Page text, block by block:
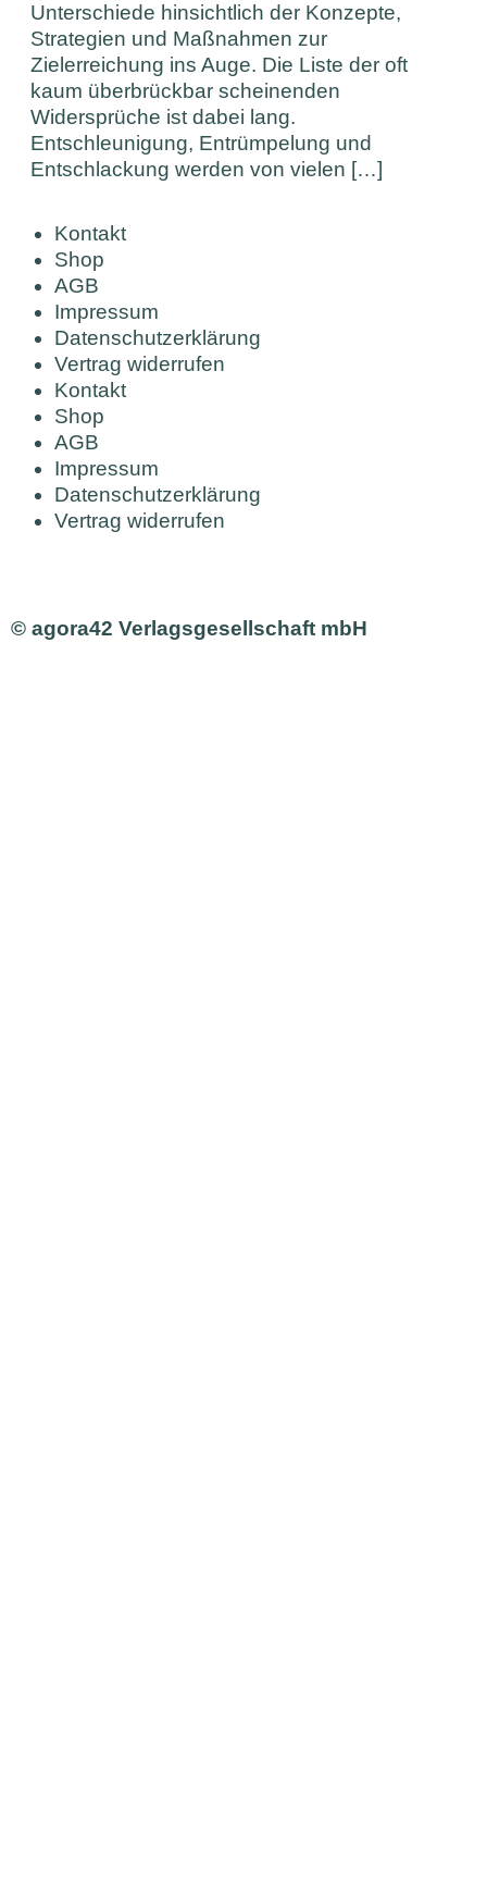
Unterschiede hinsichtlich der Konzepte,
Strategien und Maßnahmen zur
Zielerreichung ins Auge. Die Liste der oft
kaum überbrückbar scheinenden
Widersprüche ist dabei lang.
Entschleunigung, Entrümpelung und
Entschlackung werden von vielen […]
Kontakt
Shop
AGB
Impressum
Datenschutzerklärung
Vertrag widerrufen
Kontakt
Shop
AGB
Impressum
Datenschutzerklärung
Vertrag widerrufen
© agora42 Verlagsgesellschaft mbH